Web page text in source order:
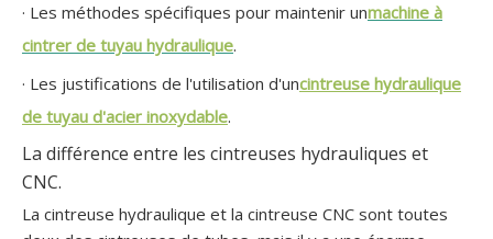
· Les méthodes spécifiques pour maintenir unmachine à
cintrer de tuyau hydraulique.
· Les justifications de l'utilisation d'uncintreuse hydraulique
de tuyau d'acier inoxydable.
La différence entre les cintreuses hydrauliques et
CNC.
La cintreuse hydraulique et la cintreuse CNC sont toutes